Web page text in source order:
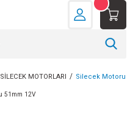
SİLECEK MOTORLARI Silecek Motoru